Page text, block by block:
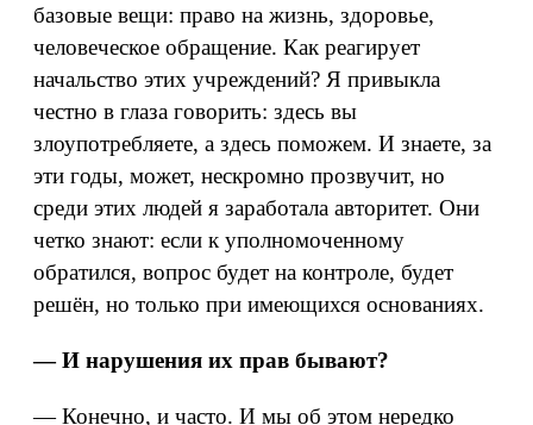
базовые вещи: право на жизнь, здоровье,
человеческое обращение. Как реагирует
начальство этих учреждений? Я привыкла
честно в глаза говорить: здесь вы
злоупотребляете, а здесь поможем. И знаете, за
эти годы, может, нескромно прозвучит, но
среди этих людей я заработала авторитет. Они
четко знают: если к уполномоченному
обратился, вопрос будет на контроле, будет
решён, но только при имеющихся основаниях.
— И нарушения их прав бывают?
— Конечно, и часто. И мы об этом нередко